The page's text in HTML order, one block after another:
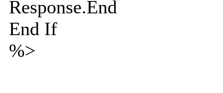
Response.End
End If
%>